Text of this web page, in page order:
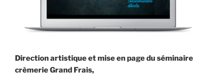
Direction artistique et mise en page du séminaire
crèmerie Grand Frais,